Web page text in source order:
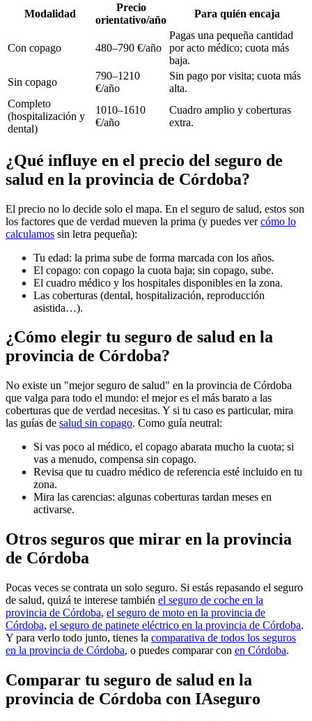
Modalidad
Precio
orientativo/año
Para quién encaja
Con copago 480–790 €/año
Pagas una pequeña cantidad
por acto médico; cuota más
baja.
Sin copago
790–1210
€/año
Sin pago por visita; cuota más
alta.
Completo
(hospitalización y
dental)
1010–1610
€/año
Cuadro amplio y coberturas
extra.
¿Qué influye en el precio del seguro de
salud en la provincia de Córdoba?
El precio no lo decide solo el mapa. En el seguro de salud, estos son
los factores que de verdad mueven la prima (y puedes vercómo lo
calculamos sin letra pequeña):
Tu edad: la prima sube de forma marcada con los años.
El copago: con copago la cuota baja; sin copago, sube.
El cuadro médico y los hospitales disponibles en la zona.
Las coberturas (dental, hospitalización, reproducción
asistida…).
¿Cómo elegir tu seguro de salud en la
provincia de Córdoba?
No existe un "mejor seguro de salud" en la provincia de Córdoba
que valga para todo el mundo: el mejor es el más barato a las
coberturas que de verdad necesitas. Y si tu caso es particular, mira
las guías de salud sin copago. Como guía neutral:
Si vas poco al médico, el copago abarata mucho la cuota; si
vas a menudo, compensa sin copago.
Revisa que tu cuadro médico de referencia esté incluido en tu
zona.
Mira las carencias: algunas coberturas tardan meses en
activarse.
Otros seguros que mirar en la provincia
de Córdoba
Pocas veces se contrata un solo seguro. Si estás repasando el seguro
de salud, quizá te interese también el seguro de coche en la
provincia de Córdoba, el seguro de moto en la provincia de
Córdoba, el seguro de patinete eléctrico en la provincia de Córdoba.
Y para verlo todo junto, tienes la comparativa de todos los seguros
en la provincia de Córdoba, o puedes comparar con en Córdoba.
Comparar tu seguro de salud en la
provincia de Córdoba con IAseguro